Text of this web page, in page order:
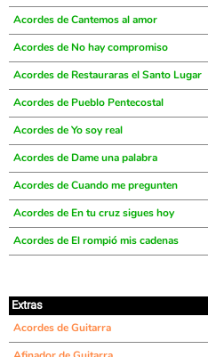
Acordes de Cantemos al amor
Acordes de No hay compromiso
Acordes de Restauraras el Santo Lugar
Acordes de Pueblo Pentecostal
Acordes de Yo soy real
Acordes de Dame una palabra
Acordes de Cuando me pregunten
Acordes de En tu cruz sigues hoy
Acordes de El rompió mis cadenas
Extras
Acordes de Guitarra